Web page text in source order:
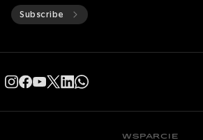
Subscribe
WSPARCIE